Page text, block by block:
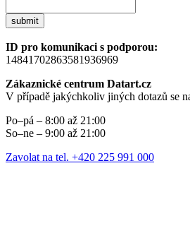
submit
ID pro komunikaci s podporou:
14841702863581936969
Zákaznické centrum Datart.cz
V případě jakýchkoliv jiných dotazů se
Po–pá – 8:00 až 21:00
So–ne – 9:00 až 21:00
Zavolat na tel. +420 225 991 000